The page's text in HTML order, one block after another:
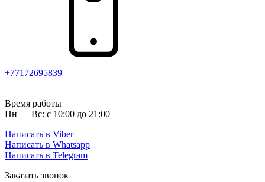
+77172695839
Время работы
Пн — Вс: с 10:00 до 21:00
Написать в Viber
Написать в Whatsapp
Написать в Telegram
Заказать звонок